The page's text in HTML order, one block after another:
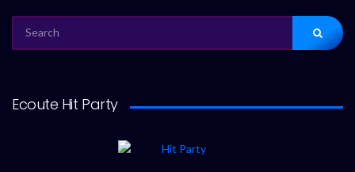
FOR:
Ecoute Hit Party